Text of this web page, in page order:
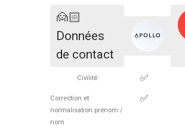
🙍🏻
Données
de contact
Civilité ✅
Correction et
normalisation prénom /
nom
✅